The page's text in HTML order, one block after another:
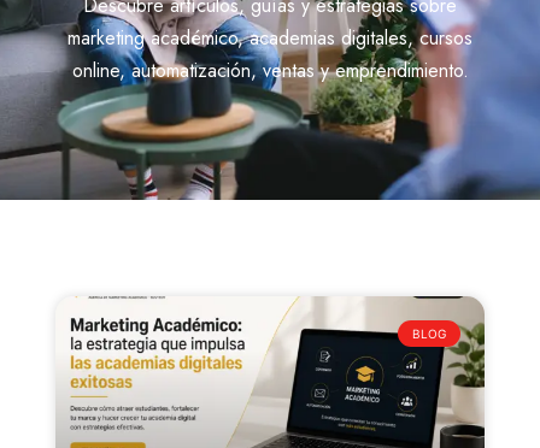
marketing académico, academias digitales, cursos
online, automatización, ventas y emprendimiento.
BLOG